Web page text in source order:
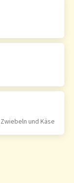
und Käse